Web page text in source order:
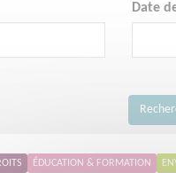
Date
ÉDUCATION & FORMATION